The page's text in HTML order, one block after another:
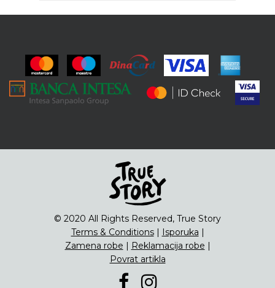
© 2020 All Rights Reserved, True Story
Terms & Conditions| Isporuka |
Zamena robe | Reklamacija robe |
Povrat artikla